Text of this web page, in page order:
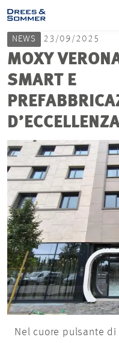
NEWS 23/09/2025
MOXY
SMART E
Nel cuore pulsante